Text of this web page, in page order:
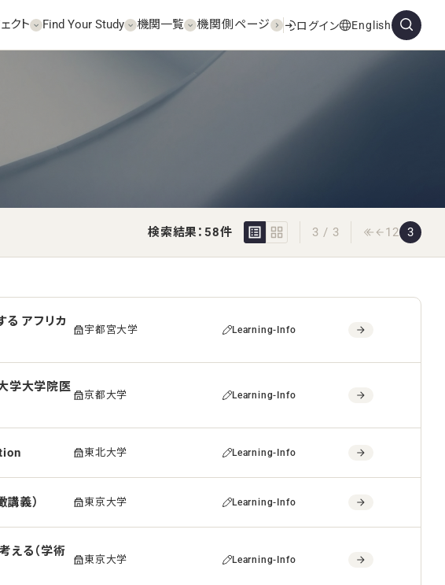
クト Find Your Study 機関一覧 機関側ページ ログイン English
検索結果：58件 3 / 3 1 2 3
る アフリカ
宇都宮大学 Learning-Info
学大学院医
京都大学 Learning-Info
東北大学 Learning-Info
義） 東京大学 Learning-Info
える（学術
東京大学 Learning-Info